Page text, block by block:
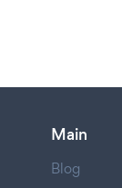
Main
Blog